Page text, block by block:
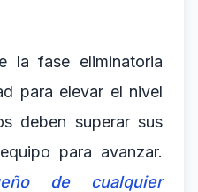
la fase eliminatoria
para elevar el nivel
deben superar sus
para avanzar.
de cualquier